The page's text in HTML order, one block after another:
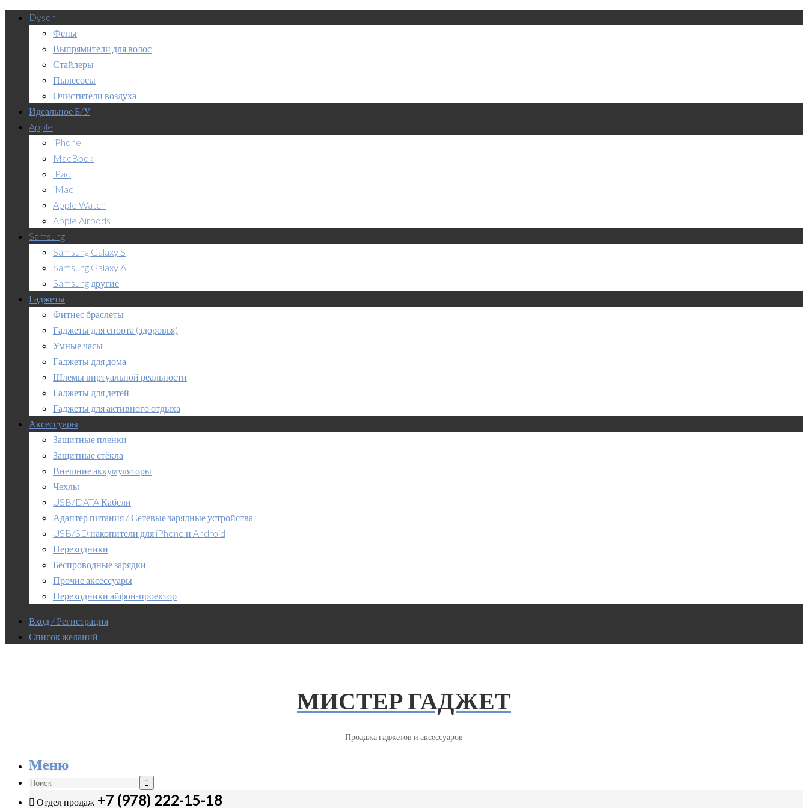
Dyson
Фены
Выпрямители для волос
Стайлеры
Пылесосы
Очистители воздуха
Идеальное Б/У
Apple
iPhone
MacBook
iPad
iMac
Apple Watch
Apple Airpods
Samsung
Samsung Galaxy S
Samsung Galaxy A
Samsung другие
Гаджеты
Фитнес браслеты
Гаджеты для спорта (здоровья)
Умные часы
Гаджеты для дома
Шлемы виртуальной реальности
Гаджеты для детей
Гаджеты для активного отдыха
Аксессуары
Защитные пленки
Защитные стёкла
Внешние аккумуляторы
Чехлы
USB/DATA Кабели
Адаптер питания / Сетевые зарядные устройства
USB/SD накопители для iPhone и Android
Переходники
Беспроводные зарядки
Прочие аксессуары
Переходники айфон-проектор
Вход / Регистрация
Список желаний
МИСТЕР ГАДЖЕТ
Продажа гаджетов и аксессуаров
Меню
Отдел продаж +7 (978) 222-15-18